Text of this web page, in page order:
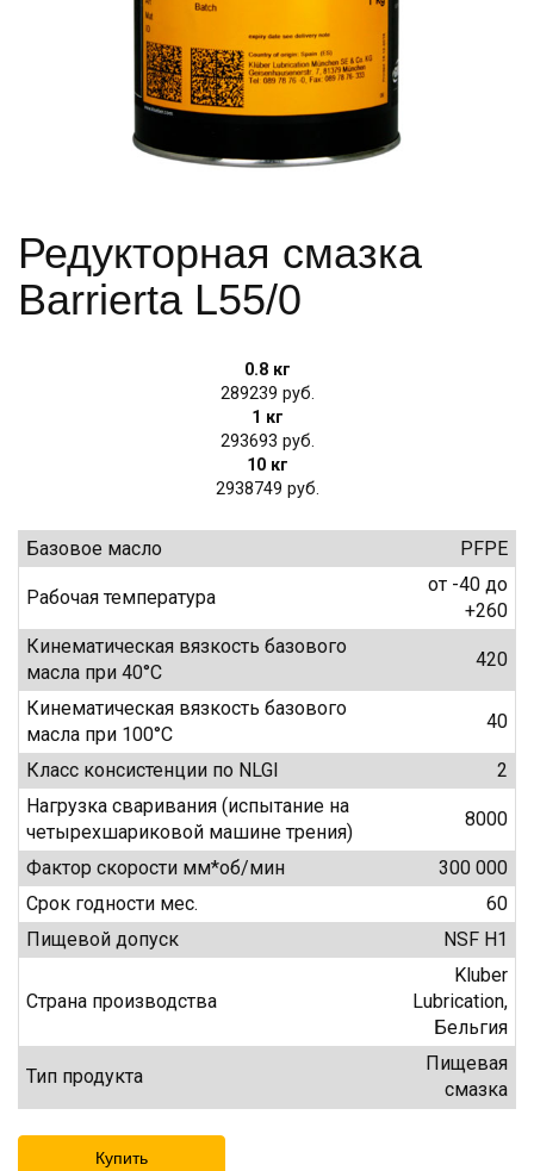
Редукторная смазка
Barrierta L55/0
0.8 кг
289239
1 кг
293693
10 кг
2938749
Базовое масло PFPE
Рабочая температура
от -40 до
+260
Кинематическая вязкость базового
масла при 40°С
420
Кинематическая вязкость базового
масла при 100°С
40
Класс консистенции по NLGI
2
Нагрузка сваривания (испытание на
четырехшариковой машине трения)
8000
Фактор скорости мм*об/мин
300 000
Срок годности мес.
60
Пищевой допуск
NSF H1
Страна производства
Kluber
Lubrication,
Бельгия
Тип продукта
Пищевая
смазка
Купить